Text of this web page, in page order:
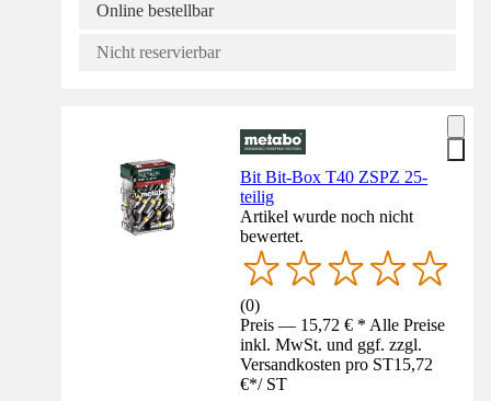
Online bestellbar
Nicht reservierbar
Bit Bit-Box T40 ZSPZ 25-
teilig
Artikel wurde noch nicht
bewertet.
(0)
Preis — 15,72 € * Alle Preise
inkl. MwSt. und ggf. zzgl.
Versandkosten pro ST15,72
€*/ ST